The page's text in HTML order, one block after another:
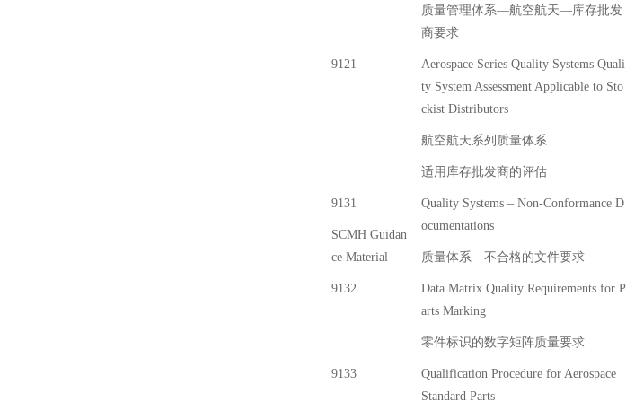
质量管理体系—航空航天—库存批发
商要求
9121
Aerospace Series Quality Systems Quali
ty System Assessment Applicable to Sto
ckist Distributors
航空航天系列质量体系
适用库存批发商的评估
9131
SCMH Guidan
ce Material
Quality Systems – Non-Conformance D
ocumentations
质量体系—不合格的文件要求
9132
Data Matrix Quality Requirements for P
arts Marking
零件标识的数字矩阵质量要求
9133
Qualification Procedure for Aerospace
Standard Parts